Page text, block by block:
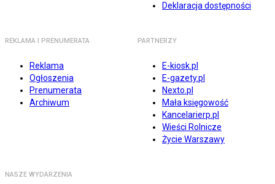
Deklaracja dostępności
REKLAMA I PRENUMERATA
Reklama
Ogłoszenia
Prenumerata
Archiwum
PARTNERZY
E-kiosk.pl
E-gazety.pl
Nexto.pl
Mała księgowość
Kancelarierp.pl
Wieści Rolnicze
Życie Warszawy
NASZE WYDARZENIA